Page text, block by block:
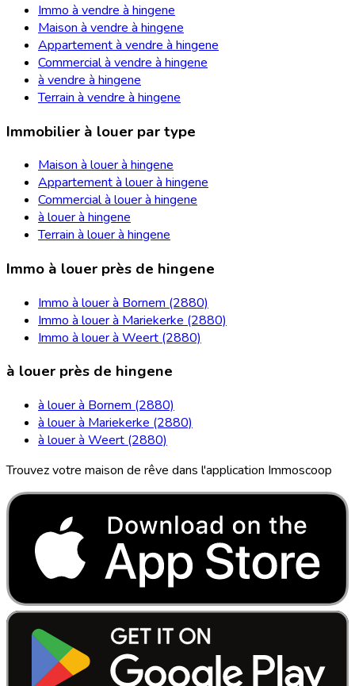
Immo à vendre à hingene
Maison à vendre à hingene
Appartement à vendre à hingene
Commercial à vendre à hingene
à vendre à hingene
Terrain à vendre à hingene
Immobilier à louer par type
Maison à louer à hingene
Appartement à louer à hingene
Commercial à louer à hingene
à louer à hingene
Terrain à louer à hingene
Immo à louer près de hingene
Immo à louer à Bornem (2880)
Immo à louer à Mariekerke (2880)
Immo à louer à Weert (2880)
à louer près de hingene
à louer à Bornem (2880)
à louer à Mariekerke (2880)
à louer à Weert (2880)
Trouvez votre maison de rêve dans l'application Immoscoop